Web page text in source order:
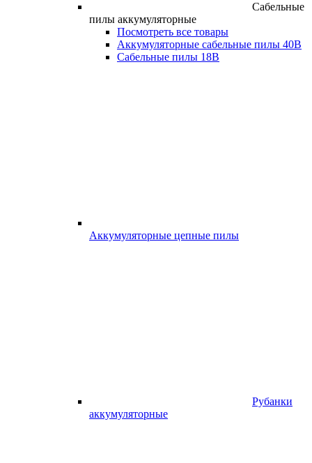
Сабельные
пилы аккумуляторные
Посмотреть все товары
Аккумуляторные сабельные пилы 40В
Сабельные пилы 18В
Аккумуляторные цепные пилы
Рубанки
аккумуляторные